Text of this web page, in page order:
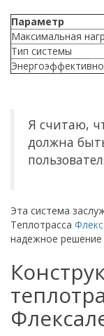
Параметр
Максимальная
Тип системы
Я считаю,
должна
Эта система
Теплотрасса
надежное решение